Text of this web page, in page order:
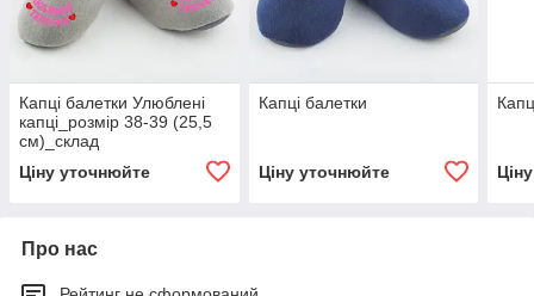
Капці балетки Улюблені
капці_розмір 38-39 (25,5
см)_склад
Ціну уточнюйте
Капці балетки
Ціну уточнюйте
Про нас